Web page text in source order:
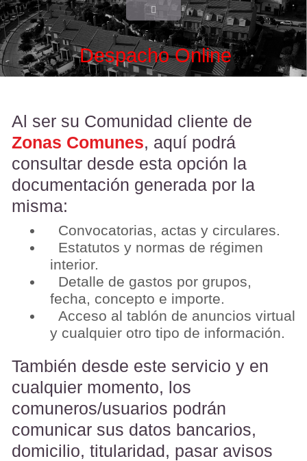
Despacho Online
Al ser su Comunidad cliente de
Zonas Comunes, aquí podrá
consultar desde esta opción la
documentación generada por la
misma:
Convocatorias, actas y circulares.
Estatutos y normas de régimen
interior.
Detalle de gastos por grupos,
fecha, concepto e importe.
Acceso al tablón de anuncios virtual
y cualquier otro tipo de información.
También desde este servicio y en
cualquier momento, los
comuneros/usuarios podrán
comunicar sus datos bancarios,
domicilio, titularidad, pasar avisos